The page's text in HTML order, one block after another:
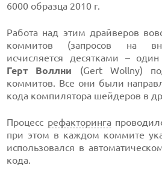
6000 образца 2010 г.
Работа над этим драйверов
коммитов (запросов на
исчисляется десятками –
Герт Воллни (Gert Wollny)
коммитов. Все они были
кода компилятора шейдеров в
Процесс рефакторинга
при этом в каждом коммите
использовался в
кода.